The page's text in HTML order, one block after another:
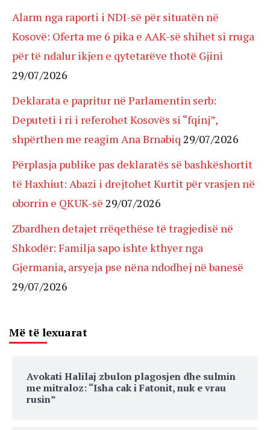
Alarm nga raporti i NDI-së për situatën në
Kosovë: Oferta me 6 pika e AAK-së shihet si rruga
për të ndalur ikjen e qytetarëve thotë Gjini
29/07/2026
Deklarata e papritur në Parlamentin serb:
Deputeti i ri i referohet Kosovës si “fqinj”,
shpërthen me reagim Ana Brnabiq 29/07/2026
Përplasja publike pas deklaratës së bashkëshortit
të Haxhiut: Abazi i drejtohet Kurtit për vrasjen në
oborrin e QKUK-së 29/07/2026
Zbardhen detajet rrëqethëse të tragjedisë në
Shkodër: Familja sapo ishte kthyer nga
Gjermania, arsyeja pse nëna ndodhej në banesë
29/07/2026
Më të lexuarat
Avokati Halilaj zbulon plagosjen dhe sulmin
me mitraloz: “Isha cak i Fatonit, nuk e vrau
rusin”